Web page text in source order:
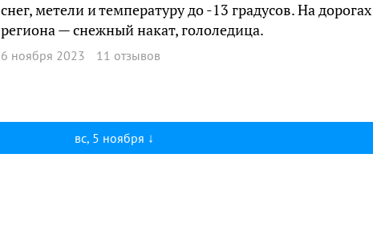
снег, метели и температуру до -13 градусов. На дорогах
региона — снежный накат, гололедица.
6 ноября 2023 11 отзывов
вс, 5 ноября